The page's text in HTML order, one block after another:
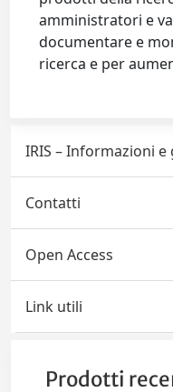
amministratori e
documentare e
ricerca e per
IRIS – Informazioni e
Guida modulo IR
Domande
Guida RM-Public
Contatti
Supporto modulo
Supporto modulo
Supporto modulo
Open Access
pubblicazioni e ai
Rassegna video
Link utili
ANVUR
Prodotti